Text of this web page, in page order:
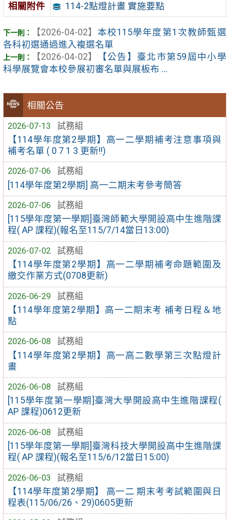
相關公告
2026-07-13
試務組
【114學年度第2學期】高一二學期補考注意事項與
補考名單 ( 0 7 1 3 更新!!)
2026-07-06
試務組
[114學年度第2學期] 高一二期末考參考簡答
2026-07-06
試務組
[115學年度第一學期]臺灣師範大學開設高中生進階課
程( AP 課程)(報名至115/7/14當日13:00)
2026-07-02
試務組
【114學年度第2學期】高一二學期補考命題範圍及
繳交作業方式(0708更新)
2026-06-29
試務組
【114學年度第2學期】高一二期末考 補考日程＆地
點
2026-06-08
試務組
【114學年度第2學期】高一高二數學第三次點燈計
畫
2026-06-08
試務組
[115學年度第一學期]臺灣大學開設高中生進階課程(
AP 課程)0612更新
2026-06-08
試務組
[115學年度第一學期]臺灣科技大學開設高中生進階課
程( AP 課程)(報名至115/6/12當日15:00)
2026-06-03
試務組
【114學年度第2學期】 高一二 期末考考試範圍與日
程表(115/06/26、29)0605更新
相關附件 114-2點燈計畫 實施要點
【2026-04-02】 本校115學年度第1次教師甄選
各科初選通過進入複選名單
【2026-04-02】
【公告】臺北市第59屆中小學
科學展覽會本校參展初審名單與展板布 ...